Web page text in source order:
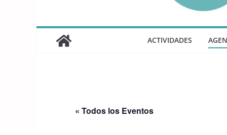
ACTIVIDADES
« Todos los Eventos